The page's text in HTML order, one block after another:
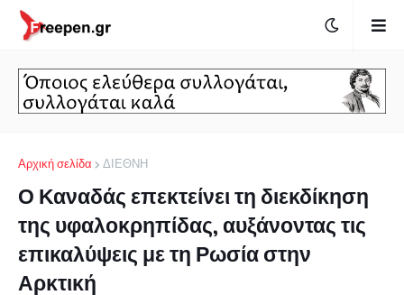
Αρχική σελίδα ΔΙΕΘΝΗ
Ο Καναδάς επεκτείνει τη διεκδίκηση
της υφαλοκρηπίδας, αυξάνοντας τις
επικαλύψεις με τη Ρωσία στην
Αρκτική